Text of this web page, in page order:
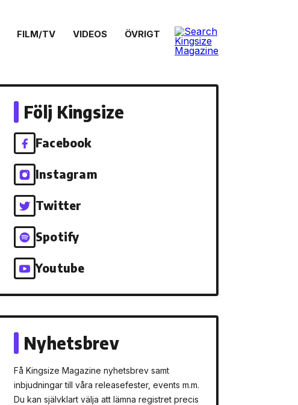
FILM/TV VIDEOS ÖVRIGT
Följ Kingsize
Facebook
Instagram
Twitter
Spotify
Youtube
Nyhetsbrev
Få Kingsize Magazine nyhetsbrev samt
inbjudningar till våra releasefester, events m.m.
Du kan självklart välja att lämna registret precis